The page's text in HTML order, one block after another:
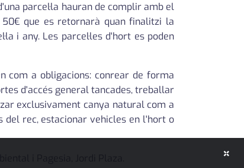
parcel·la hauran de complir amb el
50€ que es retornarà quan finalitzi la
i any. Les parcel·les d'hort es poden
com a obligacions: conrear de forma
d'accés general tancades, treballar
exclusivament canya natural com a
rec, estacionar vehicles en l'hort o
i Pagesia, Jordi Plaza.
×